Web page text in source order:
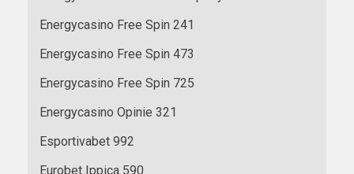
Energycasino Free Spin 241
Energycasino Free Spin 473
Energycasino Free Spin 725
Energycasino Opinie 321
Esportivabet 992
Eurobet Ippica 590